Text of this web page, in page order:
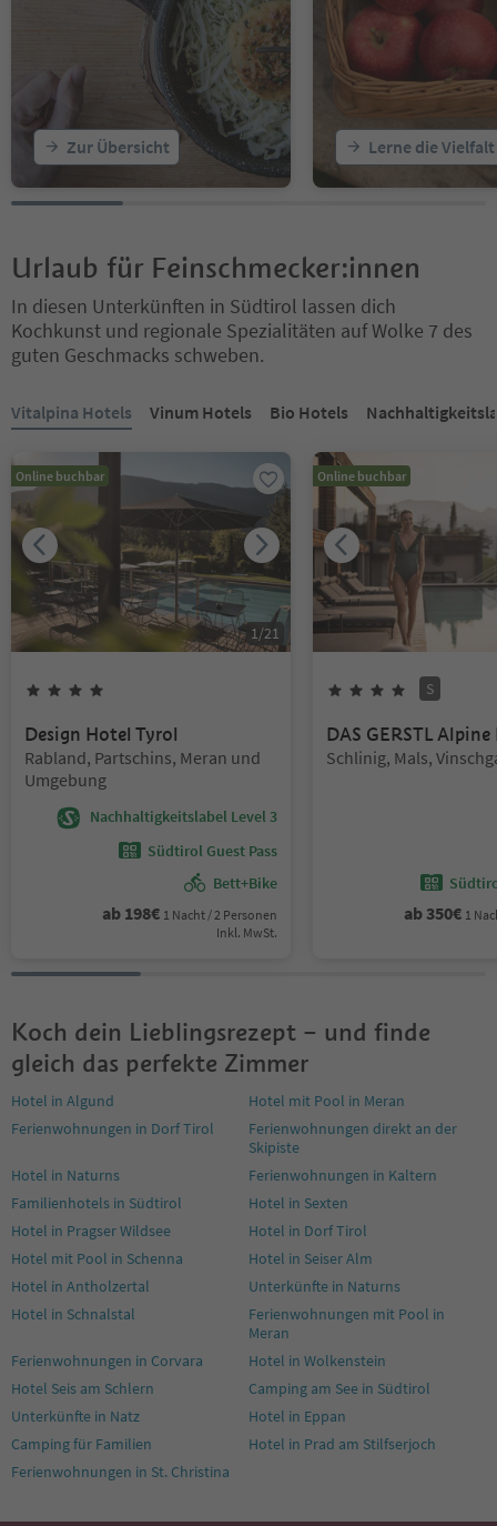
Zur Übersicht Lerne die
Urlaub für Feinschmecker:innen
In diesen Unterkünften in Südtirol lassen dich
Kochkunst und regionale Spezialitäten auf Wolke 7 des
guten Geschmacks schweben.
Vitalpina Hotels Vinum Hotels Bio Hotels
Online buchbar
1 /21
Design Hotel Tyrol
Standort:
Rabland, Partschins, Meran und
Umgebung
Nachhaltigkeitslabel Level 3
Südtirol Guest Pass
Bett+Bike
ab 198€ 1 Nacht / 2 Personen
Inkl. MwSt.
Online buchbar
Sterne
S
DAS GERSTL
Standort:
Schlinig, Mals,
ab350€ 1
Koch dein Lieblingsrezept – und finde
gleich das perfekte Zimmer
Hotel in Algund
Hotel mit Pool in Meran
Ferienwohnungen in Dorf Tirol
Ferienwohnungen direkt an der
Skipiste
Hotel in Naturns
Ferienwohnungen in Kaltern
Familienhotels in Südtirol
Hotel in Sexten
Hotel in Pragser Wildsee
Hotel in Dorf Tirol
Hotel mit Pool in Schenna
Hotel in Seiser Alm
Hotel in Antholzertal
Unterkünfte in Naturns
Hotel in Schnalstal
Ferienwohnungen mit Pool in
Meran
Ferienwohnungen in Corvara
Hotel in Wolkenstein
Hotel Seis am Schlern
Camping am See in Südtirol
Unterkünfte in Natz
Hotel in Eppan
Camping für Familien
Hotel in Prad am Stilfserjoch
Ferienwohnungen in St. Christina